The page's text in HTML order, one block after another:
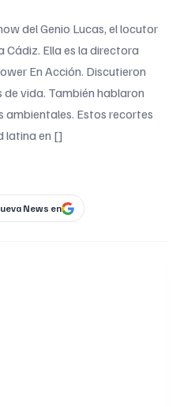
del Genio Lucas, el locutor
Cádiz. Ella es la directora
En Acción. Discutieron
vida. También hablaron
ambientales. Estos recortes
latina en []
News en